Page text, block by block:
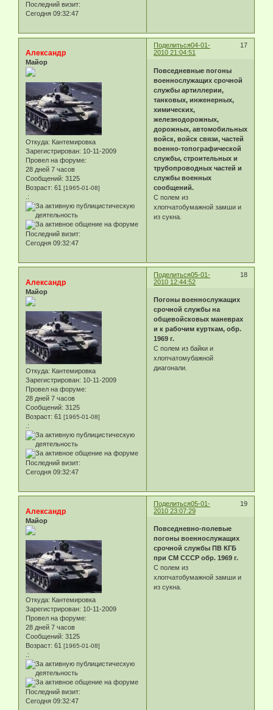
Последний визит:
Сегодня 09:32:47
Поделиться 17
04-01-
2010 21:04:51
Александр
Майор
Откуда: Кантемировка
Зарегистрирован: 10-11-2009
Провел на форуме:
28 дней 7 часов
Сообщений: 3125
Возраст: 61 [1965-01-08]
.:
Последний визит:
Сегодня 09:32:47
Повседневные погоны
военнослужащих срочной
службы артиллерии,
танковых, инженерных,
химических,
железнодорожных,
дорожных, автомобильных
войск, войск связи, частей
военно-топографической
службы, строительных и
трубопроводных частей и
службы военных
сообщений.
С полем из
хлопчатобумажной замши и
из сукна.
Поделиться 18
05-01-
2010 12:44:52
Александр
Майор
Откуда: Кантемировка
Зарегистрирован: 10-11-2009
Провел на форуме:
28 дней 7 часов
Сообщений: 3125
Возраст: 61 [1965-01-08]
.:
Последний визит:
Сегодня 09:32:47
Погоны военнослужащих
срочной службы на
общевойсковых маневрах
и к рабочим курткам, обр.
1969 г.
С полем из байки и
хлопчатомубажной
диагонали.
Поделиться 19
05-01-
2010 23:07:29
Александр
Майор
Откуда: Кантемировка
Зарегистрирован: 10-11-2009
Провел на форуме:
28 дней 7 часов
Сообщений: 3125
Возраст: 61 [1965-01-08]
.:
Последний визит:
Сегодня 09:32:47
Повседневно-полевые
погоны военнослужащих
срочной службы ПВ КГБ
при СМ СССР обр. 1969 г.
С полем из
хлопчатобумажной замши и
из сукна.